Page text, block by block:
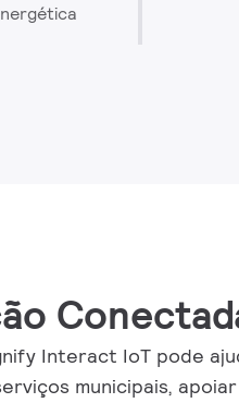
Interact IoT pode
municipais,